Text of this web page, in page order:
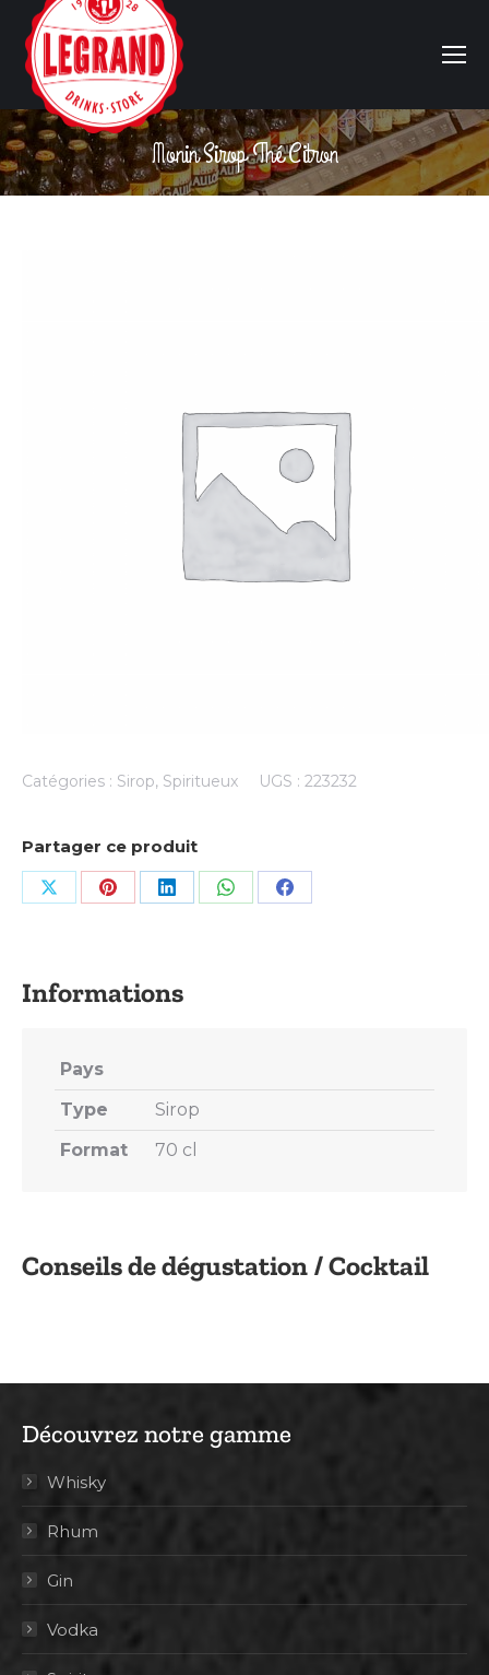
Monin Sirop Thé Citron
Vous êtes ici :
Catégories : Sirop, Spiritueux UGS : 223232
Partager ce produit
Share Share Share Share Share
Conseils de dégustation / Cocktail
Pays
Type
Sirop
Format
70 cl
Découvrez notre gamme
Whisky
Rhum
Gin
Vodka